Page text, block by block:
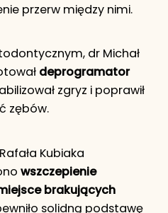
przerw między nimi.
dr Michał
deprogramator
zgryz i poprawił
zębów.
Kubiaka
wszczepienie
brakujących
solidną podstawę